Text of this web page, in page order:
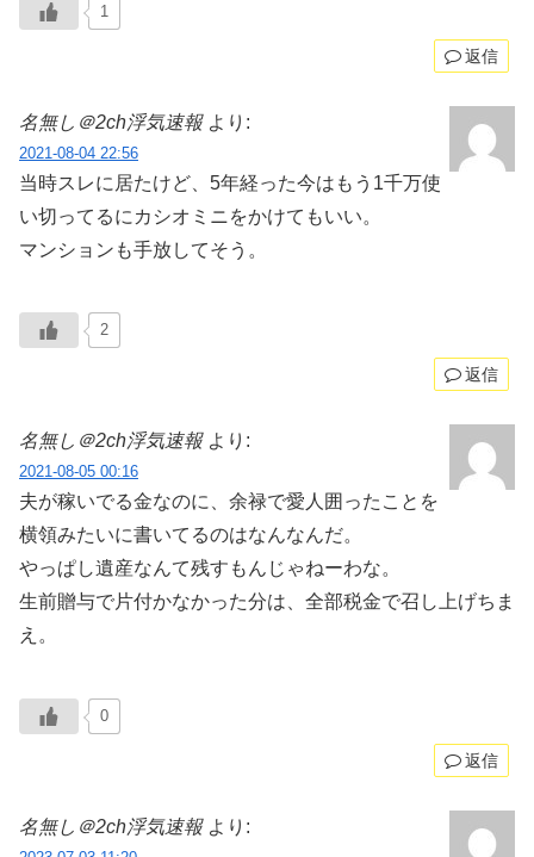
1
返信
名無し＠2ch浮気速報 より:
2021-08-04 22:56
当時スレに居たけど、5年経った今はもう1千万使
い切ってるにカシオミニをかけてもいい。
マンションも手放してそう。
2
返信
名無し＠2ch浮気速報 より:
2021-08-05 00:16
夫が稼いでる金なのに、余禄で愛人囲ったことを
横領みたいに書いてるのはなんなんだ。
やっぱし遺産なんて残すもんじゃねーわな。
生前贈与で片付かなかった分は、全部税金で召し上げちま
え。
0
返信
名無し＠2ch浮気速報 より: